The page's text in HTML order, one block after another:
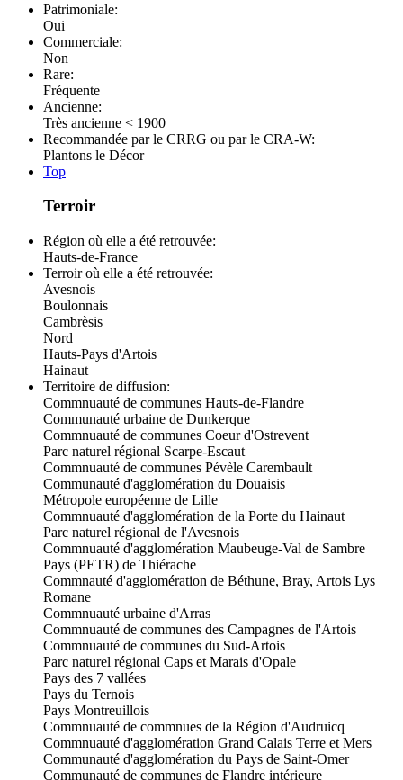
Patrimoniale:
Oui
Commerciale:
Non
Rare:
Fréquente
Ancienne:
Très ancienne < 1900
Recommandée par le CRRG ou par le CRA-W:
Plantons le Décor
Top
Terroir
Région où elle a été retrouvée:
Hauts-de-France
Terroir où elle a été retrouvée:
Avesnois
Boulonnais
Cambrèsis
Nord
Hauts-Pays d'Artois
Hainaut
Territoire de diffusion:
Commnuauté de communes Hauts-de-Flandre
Communauté urbaine de Dunkerque
Commnuauté de communes Coeur d'Ostrevent
Parc naturel régional Scarpe-Escaut
Commnuauté de communes Pévèle Carembault
Communauté d'agglomération du Douaisis
Métropole européenne de Lille
Commnuauté d'agglomération de la Porte du Hainaut
Parc naturel régional de l'Avesnois
Commnuauté d'agglomération Maubeuge-Val de Sambre
Pays (PETR) de Thiérache
Commnauté d'agglomération de Béthune, Bray, Artois Lys
Romane
Commnuauté urbaine d'Arras
Commnuauté de communes des Campagnes de l'Artois
Commnuauté de communes du Sud-Artois
Parc naturel régional Caps et Marais d'Opale
Pays des 7 vallées
Pays du Ternois
Pays Montreuillois
Commnuauté de commnues de la Région d'Audruicq
Commnuauté d'agglomération Grand Calais Terre et Mers
Communauté d'agglomération du Pays de Saint-Omer
Communauté de communes de Flandre intérieure